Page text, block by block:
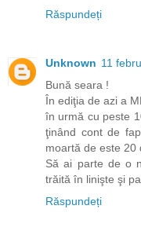
Răspundeți
Unknown 11
Bună seara !
În ediţia de azi a
în urmă cu peste
ţinând cont de
moartă de este 20
Să ai parte de o
trăită în linişte şi
Răspundeți